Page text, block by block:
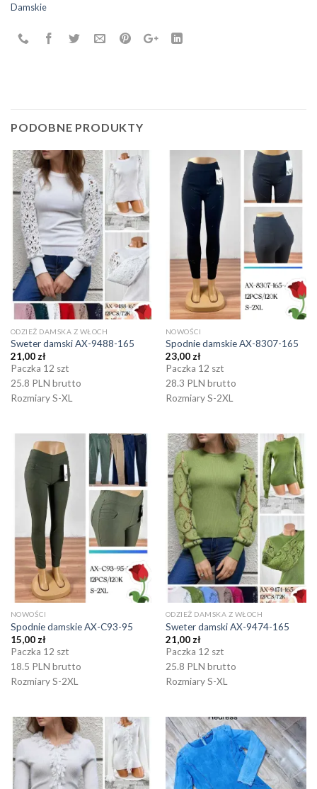
Damskie
PODOBNE PRODUKTY
ODZIEŻ DAMSKA Z WŁOCH
Sweter damski AX-9488-165
21,00zł
Paczka 12 szt
25.8 PLN brutto
Rozmiary S-XL
NOWOŚCI
Spodnie damskie AX-8307-165
23,00zł
Paczka 12 szt
28.3 PLN brutto
Rozmiary S-2XL
NOWOŚCI
Spodnie damskie AX-C93-95
15,00 zł
Paczka 12 szt
18.5 PLN brutto
Rozmiary S-2XL
ODZIEŻ DAMSKA Z WŁOCH
Sweter damski AX-9474-165
21,00 zł
Paczka 12 szt
25.8 PLN brutto
Rozmiary S-XL